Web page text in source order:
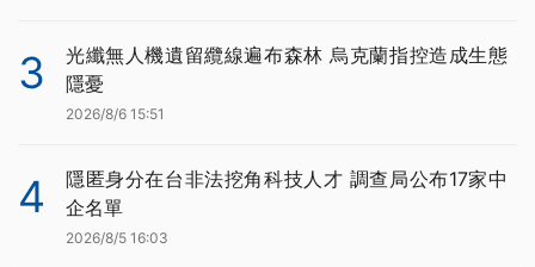
3
光纖無人機遺留纜線遍布森林 烏克蘭指控造成生態
隱憂
2026/8/6 15:51
4
隱匿身分在台非法挖角科技人才 調查局公布17家中
企名單
2026/8/5 16:03